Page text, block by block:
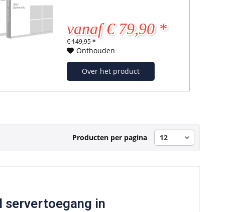
vanaf € 79,90 *
€ 149,95 *
Onthouden
Over het product
Producten per pagina
servertoegang in